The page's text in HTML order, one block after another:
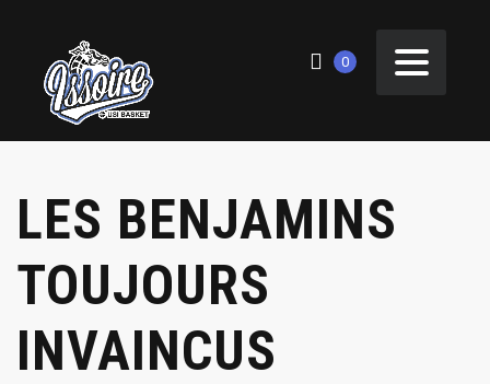
0
LES BENJAMINS
TOUJOURS
INVAINCUS